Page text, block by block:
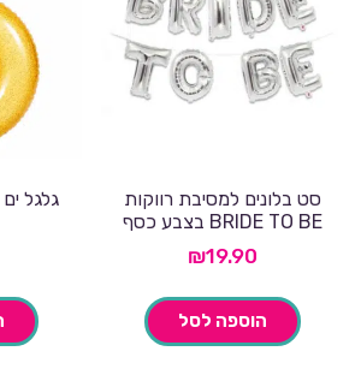
סט בלונים למסיבת רווקות
BRIDE TO BE בצבע כסף
₪19.90
הוספה לסל
גלגל